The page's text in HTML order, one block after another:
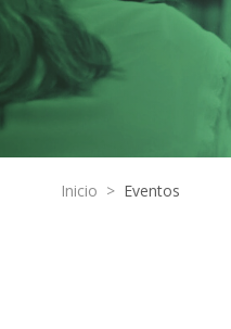
Inicio > Eventos